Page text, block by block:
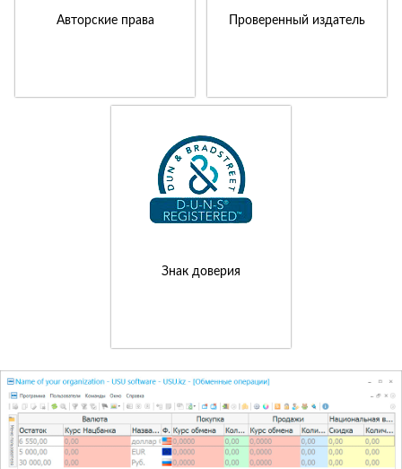
Авторские права Проверенный издатель
Знак доверия